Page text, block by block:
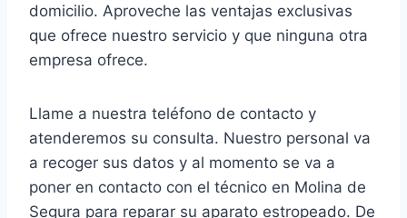
domicilio. Aproveche las ventajas exclusivas
que ofrece nuestro servicio y que ninguna otra
empresa ofrece.
Llame a nuestra teléfono de contacto y
atenderemos su consulta. Nuestro personal va
a recoger sus datos y al momento se va a
poner en contacto con el técnico en Molina de
Segura para reparar su aparato estropeado. De